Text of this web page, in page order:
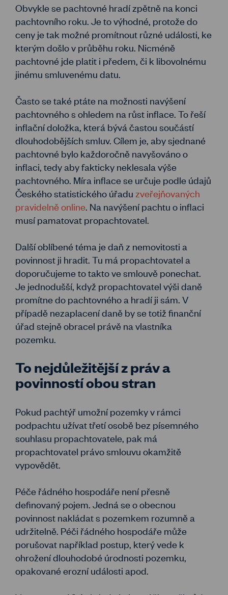
Obvykle se pachtovné hradí zpětně na konci
pachtovního roku. Je to výhodné, protože do
ceny je tak možné promítnout různé události, ke
kterým došlo v průběhu roku. Nicméně
pachtovné jde platit i předem, či k libovolnému
jinému smluvenému datu.
Často se také ptáte na možnosti navýšení
pachtovného s ohledem na růst inflace. To řeší
inflační doložka, která bývá častou součástí
dlouhodobějších smluv. Cílem je, aby sjednané
pachtovné bylo každoročně navyšováno o
inflaci, tedy aby fakticky neklesala výše
pachtovného. Míra inflace se určuje podle údajů
Českého statistického úřadu zveřejňovaných
pravidelně online . Na navýšení pachtu o inflaci
musí pamatovat propachtovatel.
Další oblíbené téma je daň z nemovitosti a
povinnost ji hradit. Tu má propachtovatel a
doporučujeme to takto ve smlouvě ponechat.
Je jednodušší, když propachtovatel výši daně
promítne do pachtovného a hradí ji sám. V
případě nezaplacení daně by se totiž finanční
úřad stejně obracel právě na vlastníka
pozemku.
To nejdůležitější z práv a
povinností obou stran
Pokud pachtýř umožní pozemky v rámci
podpachtu užívat třetí osobě bez písemného
souhlasu propachtovatele, pak má
propachtovatel právo smlouvu okamžitě
vypovědět.
Péče řádného hospodáře není přesně
definovaný pojem. Jedná se o obecnou
povinnost nakládat s pozemkem rozumně a
udržitelně. Péči řádného hospodáře může
porušovat například postup, který vede k
ohrožení dlouhodobé úrodnosti pozemku,
opakované erozní události apod.